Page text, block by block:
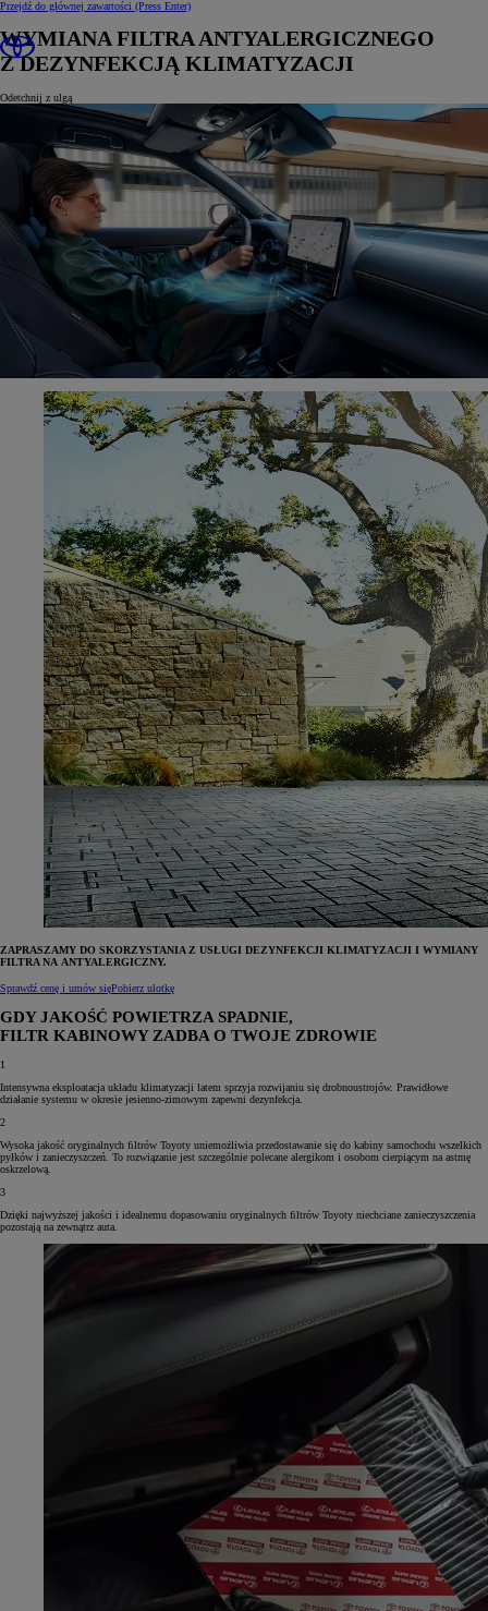
Przejdź do głównej zawartości (Press Enter)
WYMIANA FILTRA ANTYALERGICZNEGO
Z DEZYNFEKCJĄ KLIMATYZACJI
Odetchnij z ulgą
ZAPRASZAMY DO SKORZYSTANIA Z USŁUGI DEZYNFEKCJI KLIMATYZACJI I WYMIANY
FILTRA NA ANTYALERGICZNY.
Sprawdź cenę i umów sięPobierz ulotkę
GDY JAKOŚĆ POWIETRZA SPADNIE,
FILTR KABINOWY ZADBA O TWOJE ZDROWIE
1
Intensywna eksploatacja układu klimatyzacji latem sprzyja rozwijaniu się drobnoustrojów. Prawidłowe
działanie systemu w okresie jesienno-zimowym zapewni dezynfekcja.
2
Wysoka jakość oryginalnych ﬁltrów Toyoty uniemożliwia przedostawanie się do kabiny samochodu wszelkich
pyłków i zanieczyszczeń. To rozwiązanie jest szczególnie polecane alergikom i osobom cierpiącym na astmę
oskrzelową.
3
Dzięki najwyższej jakości i idealnemu dopasowaniu oryginalnych ﬁltrów Toyoty niechciane zanieczyszczenia
pozostają na zewnątrz auta.